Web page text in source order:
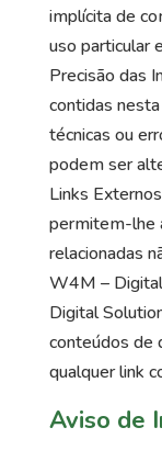
implícita de
uso particular
Precisão das
contidas
técnicas ou
podem ser
Links
permitem-lhe
relacionadas
W4M –
Digital
conteúdos de
qualquer link
Aviso de